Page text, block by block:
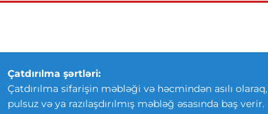
Çatdırılma şərtləri:
Çatdırılma sifarişin məbləği və həcmindən asılı olaraq,
pulsuz və ya razılaşdırılmış məbləğ əsasında baş verir.